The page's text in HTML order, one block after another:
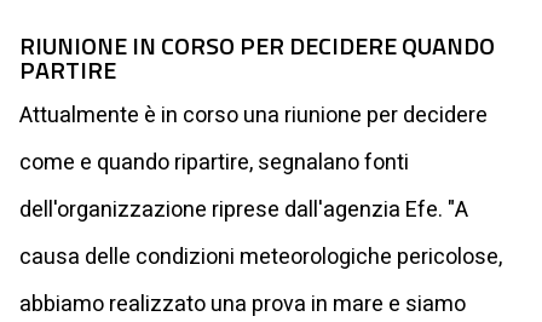
RIUNIONE IN CORSO PER DECIDERE QUANDO
PARTIRE
Attualmente è in corso una riunione per decidere
come e quando ripartire, segnalano fonti
dell'organizzazione riprese dall'agenzia Efe. "A
causa delle condizioni meteorologiche pericolose,
abbiamo realizzato una prova in mare e siamo